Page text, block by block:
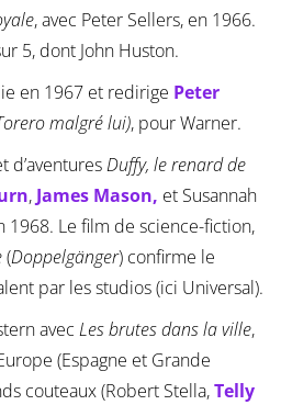
, avec Peter Sellers, en 1966.
5, dont John Huston.
en 1967 et redirige Peter
malgré lui), pour Warner.
d’aventuresDuffy, le renard de
, James Mason, et Susannah
1968. Le film de science-fiction,
(Doppelgänger) confirme le
par les studios (ici Universal).
avec Les brutes dans la ville,
(Espagne et Grande
couteaux (Robert Stella,Telly